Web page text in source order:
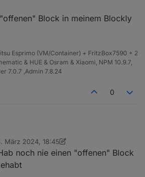
Block in meinem Blockly
Esprimo (VM/Container) + FritzBox7590 + 2
& HUE & Osram & Xiaomi, NPM 10.9.7,
7.0.7 ,Admin 7.8.24
0
einen "offenen" Block in meinem
März 2024, 18:45
paul53
noch nie einen "offenen" Block